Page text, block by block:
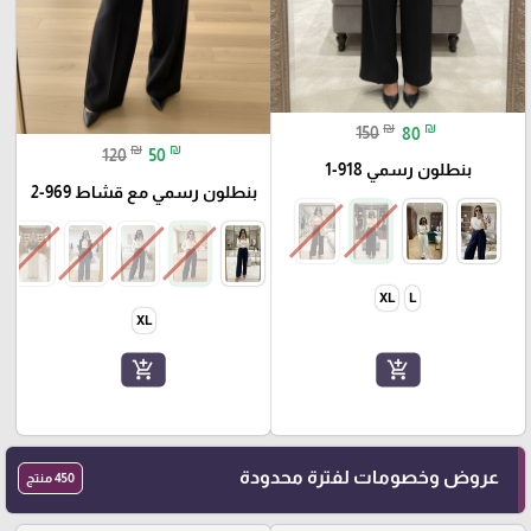
150 ₪ 80 ₪
بنطلون رسمي 918-1
L
XL
add_shopping_cart
120 ₪ 50 ₪
بنطلون رسمي مع قشاط 969-2
XL
add_shopping_cart
عروض وخصومات لفترة محدودة 450 منتج